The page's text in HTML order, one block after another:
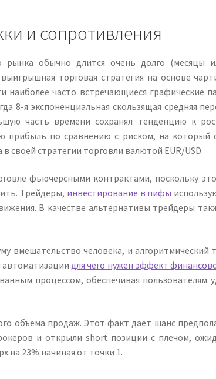
и сопротивления
обычно длится очень долго (месяцы
торговая стратегия на основе
наиболее часто встречающиеся графические
8-я экспоненциальная скользящая средняя
часть времени сохранял тенденцию к
прибыль по сравнению с риском, на который
стратегии торговли валютой EUR/USD.
фьючерсными контрактами, поскольку
Трейдеры, инвестирование в пифы
В качестве альтернативы трейдеры
вмешательство человека, и алгоритмический
автоматизациидля чего нужен эффект
процессом, обеспечивая пользователям
объема продаж. Этот факт дает шанс
и открыли short позиции с плечом,
на 23% начиная от точки 1.